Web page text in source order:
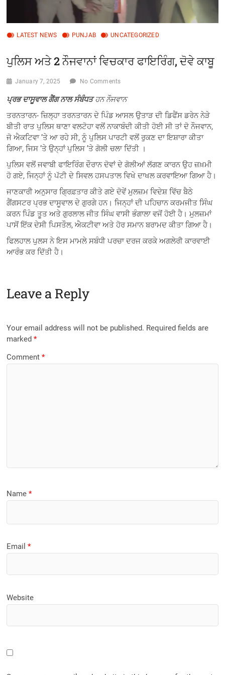
LATEST NEWS PUNJAB UNCATEGORIZED
ਪੁਲਿਸ ਅਤੇ 2 ਨੌਜਵਾਨਾਂ ਵਿਚਕਾਰ ਫਾਇਰਿੰਗ, ਦੋਵੇ ਕਾਬੂ
January 7, 2025 No Comments
ਪ੍ਰਭ ਦਾਸੂਵਾਲ ਗੈਂਗ ਨਾਲ ਸੰਬੰਧਤਹਨ ਨੌਜਵਾਨ
ਤਰਨਤਾਰਨ- ਜ਼ਿਲ੍ਹਾ ਤਰਨਤਾਰਨ ਦੇ ਪਿੰਡ ਆਸਲ ਉਤਾੜ ਦੀ ਡਿਫੈਂਸ ਡਰੇਨ ਨੇੜੇ
ਬੀਤੀ ਰਾਤ ਪੁਲਿਸ ਥਾਣਾ ਵਲਟੋਹਾ ਵਲੋਂ ਨਾਕਾਬੰਦੀ ਕੀਤੀ ਹੋਈ ਸੀ ਤਾਂ ਦੋ ਨੌਜਵਾਨ,
ਜੋ ਐਕਟਿਵਾ ’ਤੇ ਆ ਰਹੇ ਸੀ, ਨੂੰ ਪੁਲਿਸ ਪਾਰਟੀ ਵਲੋਂ ਰੁਕਣ ਦਾ ਇਸ਼ਾਰਾ ਕੀਤਾ
ਗਿਆ, ਜਿਸ ’ਤੇ ਉਨ੍ਹਾਂ ਪੁਲਿਸ ’ਤੇ ਗੋਲੀ ਚਲਾ ਦਿੱਤੀ ‌।
ਪੁਲਿਸ ਵਲੋਂ ਜਵਾਬੀ ਫਾਇਰਿੰਗ ਦੌਰਾਨ ਦੋਵਾਂ ਦੇ ਗੋਲੀਆਂ ਲੱਗਣ ਕਾਰਨ ਉਹ ਜ਼ਖ਼ਮੀ
ਹੋ ਗਏ, ਜਿਨ੍ਹਾਂ ਨੂੰ ਪੱਟੀ ਦੇ ਸਿਵਲ ਹਸਪਤਾਲ ਵਿਖੇ ਦਾਖਲ ਕਰਵਾਇਆ ਗਿਆ ਹੈ।
ਜਾਣਕਾਰੀ ਅਨੁਸਾਰ ਗ੍ਰਿਫ਼ਤਾਰ ਕੀਤੇ ਗਏ ਦੋਵੇਂ ਮੁਲਜ਼ਮ ਵਿਦੇਸ਼ ਵਿੱਚ ਬੈਠੇ
ਗੈਂਗਸਟਰ ਪ੍ਰਭ ਦਾਸੂਵਾਲ ਦੇ ਗੁਰਗੇ ਹਨ। ਜਿਨ੍ਹਾਂ ਦੀ ਪਹਿਚਾਨ ਕਰਮਜੀਤ ਸਿੰਘ
ਕਰਨ ਪਿੰਡ ਤੂਤ ਅਤੇ ਗੁਰਲਾਲ ਜੀਤ ਸਿੰਘ ਵਾਸੀ ਭੰਗਾਲਾ ਵਜੋਂ ਹੋਈ ਹੈ। ਮੁਲਜ਼ਮਾਂ
ਪਾਸੋਂ ਇੱਕ ਦੇਸੀ ਪਿਸਤੌਲ, ਐਕਟੀਵਾ ਅਤੇ ਹੋਰ ਸਮਾਨ ਬਰਾਮਦ ਕੀਤਾ ਗਿਆ ਹੈ।
ਫਿਲਹਾਲ ਪੁਲਸ ਨੇ ਇਸ ਮਾਮਲੇ ਸਬੰਧੀ ਪਰਚਾ ਦਰਜ ਕਰਕੇ ਅਗਲੇਰੀ ਕਾਰਵਾਈ
ਆਰੰਭ ਕਰ ਦਿੱਤੀ ਹੈ।
Leave a Reply
Your email address will not be published. Required fields are
marked*
Comment*
Name*
Email*
Website